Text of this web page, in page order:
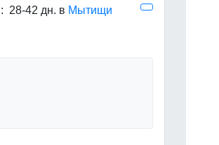
: 28-42 дн. в Мытищи